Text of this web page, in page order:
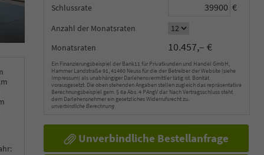
Schlussrate €
Anzahl der Monatsraten
Monatsraten
10.457,– €
Ein Finanzierungsbeispiel der Bank11 für Privatkunden und Handel GmbH,
Hammer Landstraße 91, 41460 Neuss für die der Betreiber der Website (siehe
Impressum) als unabhängiger Darlehensvermittler tätig ist. Bonität
vorausgesetzt. Die oben stehenden Angaben stellen zugleich das repräsentative
Berechnungsbeispiel gem. § 6a Abs. 4 PAngV dar. Nach Vertragsschluss steht
dem Darlehensnehmer ein gesetzliches Widerrufsrecht zu.
unverbindliche Berechnung
Unverbindliche Bestellanfrage